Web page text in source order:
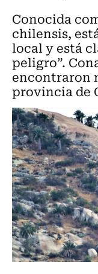
Conocida
chilensis,
local y está
peligro”.
encontraron
provincia de